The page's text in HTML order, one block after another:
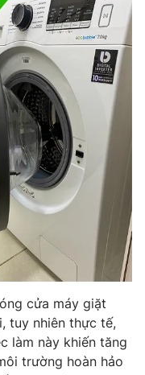
Việt
bằng AI
Nam
cửa máy giặt
tuy nhiên thực tế,
làm này khiến tăng
trường hoàn hảo